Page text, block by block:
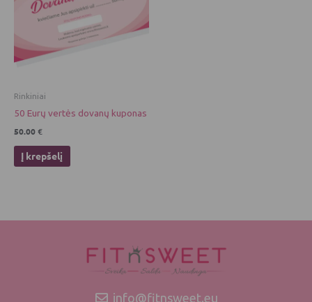
Rinkiniai
50 Eurų vertės dovanų kuponas
50.00€
Į krepšelį
info@fitnsweet.eu